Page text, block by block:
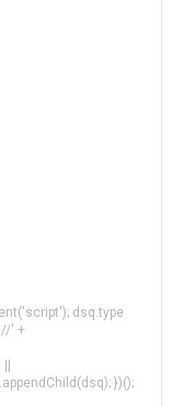
dsq.type
' +
})();